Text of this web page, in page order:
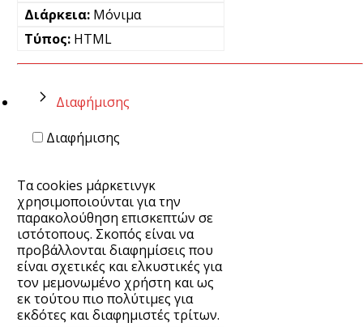
Μόνιμα
HTML
Διαφήμισης
Διαφήμισης
Τα cookies μάρκετινγκ
χρησιμοποιούνται για την
παρακολούθηση επισκεπτών σε
ιστότοπους. Σκοπός είναι να
προβάλλονται διαφημίσεις που
είναι σχετικές και ελκυστικές για
τον μεμονωμένο χρήστη και ως
εκ τούτου πιο πολύτιμες για
εκδότες και διαφημιστές τρίτων.